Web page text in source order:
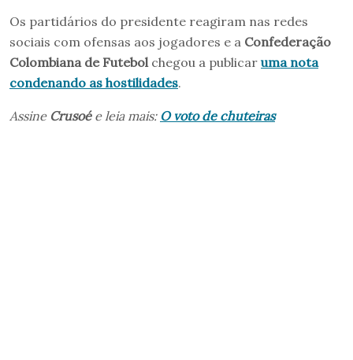
Os partidários do presidente reagiram nas redes
sociais com ofensas aos jogadores e a Confederação
Colombiana de Futebolchegou a publicar uma nota
condenando as hostilidades.
Assine Crusoée leia mais: O voto de chuteiras